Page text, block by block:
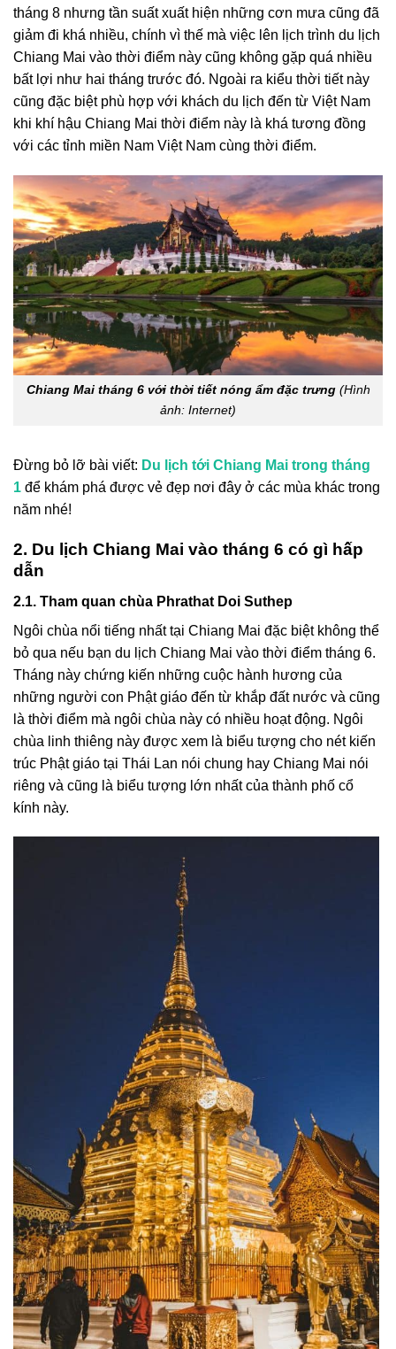
tháng 8 nhưng tần suất xuất hiện những cơn mưa cũng đã
giảm đi khá nhiều, chính vì thế mà việc lên lịch trình du lịch
Chiang Mai vào thời điểm này cũng không gặp quá nhiều
bất lợi như hai tháng trước đó. Ngoài ra kiểu thời tiết này
cũng đặc biệt phù hợp với khách du lịch đến từ Việt Nam
khi khí hậu Chiang Mai thời điểm này là khá tương đồng
với các tỉnh miền Nam Việt Nam cùng thời điểm.
Chiang Mai tháng 6 với thời tiết nóng ẩm đặc trưng(Hình
ảnh: Internet)
Đừng bỏ lỡ bài viết: Du lịch tới Chiang Mai trong tháng
1 để khám phá được vẻ đẹp nơi đây ở các mùa khác trong
năm nhé!
2. Du lịch Chiang Mai vào tháng 6 có gì hấp
dẫn
2.1. Tham quan chùa Phrathat Doi Suthep
Ngôi chùa nổi tiếng nhất tại Chiang Mai đặc biệt không thể
bỏ qua nếu bạn du lịch Chiang Mai vào thời điểm tháng 6.
Tháng này chứng kiến những cuộc hành hương của
những người con Phật giáo đến từ khắp đất nước và cũng
là thời điểm mà ngôi chùa này có nhiều hoạt động. Ngôi
chùa linh thiêng này được xem là biểu tượng cho nét kiến
trúc Phật giáo tại Thái Lan nói chung hay Chiang Mai nói
riêng và cũng là biểu tượng lớn nhất của thành phố cổ
kính này.